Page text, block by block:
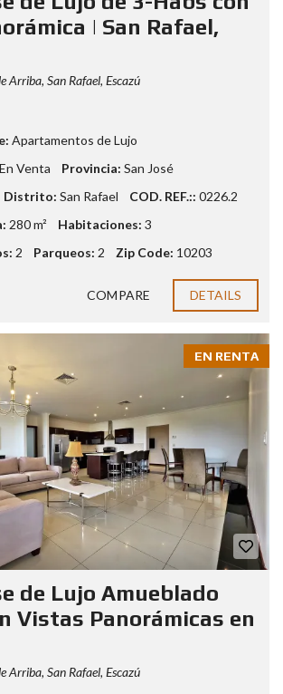
| San Rafael,
Arriba, San Rafael, Escazú
Apartamentos de Lujo
En Venta Provincia: San José
Distrito: San Rafael COD. REF.:: 0226.2
280 m² Habitaciones: 3
2 Parqueos: 2 Zip Code: 10203
COMPARE DETAILS
EN RENTA
de Lujo Amueblado
Vistas Panorámicas en
Arriba, San Rafael, Escazú